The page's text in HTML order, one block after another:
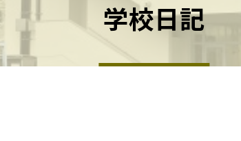
学校日記